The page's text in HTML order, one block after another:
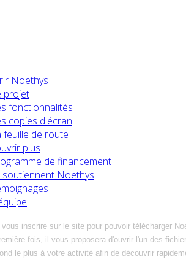
Noethys
projet
fonctionnalités
copies d'écran
feuille de route
plus
de financement
soutiennent Noethys
inscrire sur le site pour pouvoir télécharger
fois, il vous proposera d'ouvrir l'un des
le plus à votre activité afin de découvrir